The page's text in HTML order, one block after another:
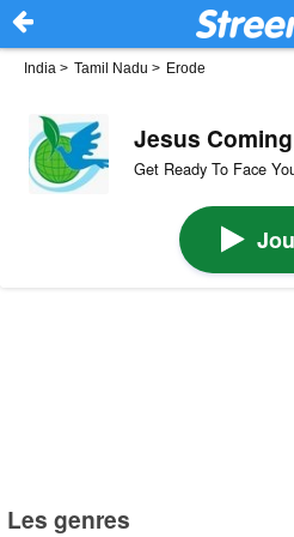
India > Tamil Nadu > Erode
Jesus
Get Ready To Face
Les genres